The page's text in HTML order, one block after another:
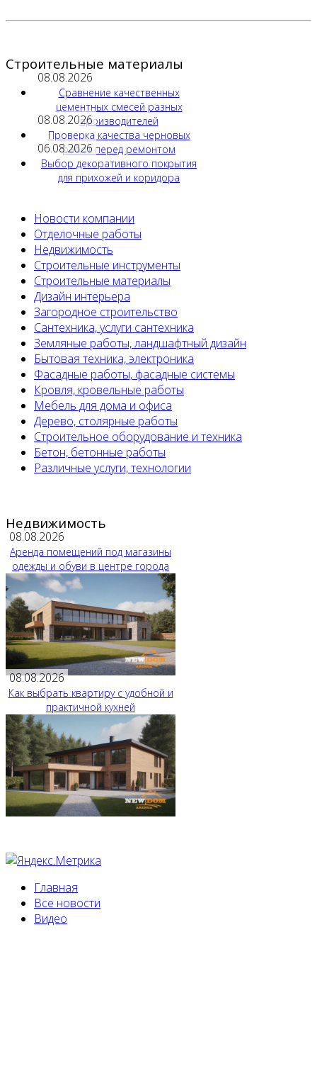
Строительные материалы
08.08.2026
Сравнение качественных
цементных смесей разных
производителей
08.08.2026
Проверка качества черновых
работ перед ремонтом
06.08.2026
Выбор декоративного покрытия
для прихожей и коридора
Новости компании
Отделочные работы
Недвижимость
Строительные инструменты
Строительные материалы
Дизайн интерьера
Загородное строительство
Сантехника, услуги сантехника
Земляные работы, ландшафтный дизайн
Бытовая техника, электроника
Фасадные работы, фасадные системы
Кровля, кровельные работы
Мебель для дома и офиса
Дерево, столярные работы
Строительное оборудование и техника
Бетон, бетонные работы
Различные услуги, технологии
Недвижимость
08.08.2026
Аренда помещений под магазины
одежды и обуви в центре города
08.08.2026
Как выбрать квартиру с удобной и
практичной кухней
Главная
Все новости
Видео